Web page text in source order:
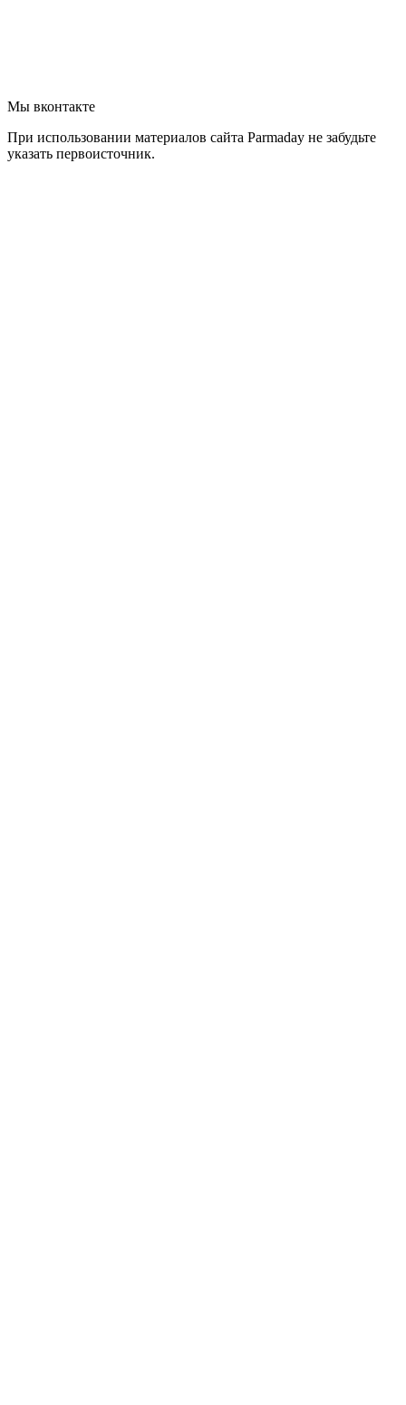
Мы вконтакте
При использовании материалов сайта Parmaday не забудьте
указать первоисточник.